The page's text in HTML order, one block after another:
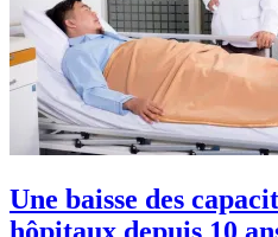
Une baisse des